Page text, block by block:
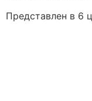
Представлен в 6